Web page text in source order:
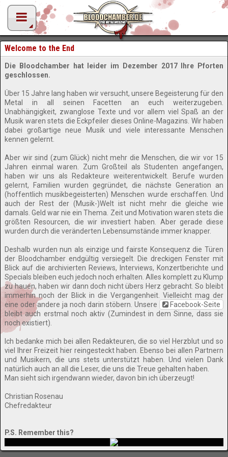
Welcome to the End
Die Bloodchamber hat leider im Dezember 2017 Ihre Pforten
geschlossen.
Über 15 Jahre lang haben wir versucht, unsere Begeisterung für den
Metal in all seinen Facetten an euch weiterzugeben.
Unabhängigkeit, zwanglose Texte und vor allem viel Spaß an der
Musik waren stets die Eckpfeiler dieses Online-Magazins. Wir haben
dabei großartige neue Musik und viele interessante Menschen
kennen gelernt.
Aber wir sind (zum Glück) nicht mehr die Menschen, die wir vor 15
Jahren einmal waren. Zum Großteil als Studenten angefangen,
haben wir uns als Redakteure weiterentwickelt. Berufe wurden
gelernt, Familien wurden gegründet, die nächste Generation an
(hoffentlich musikbegeisterten) Menschen wurde erschaffen. Und
auch der Rest der (Musik-)Welt ist nicht mehr die gleiche wie
damals. Geld war nie ein Thema. Zeit und Motivation waren stets die
größten Resourcen, die wir investiert haben. Aber gerade diese
wurden durch die veränderten Lebensumstände immer knapper.
Deshalb wurden nun als einzige und fairste Konsequenz die Türen
der Bloodchamber endgültig versiegelt. Die dreckigen Fenster mit
Blick auf die archivierten Reviews, Interviews, Konzertberichte und
Specials bleiben euch jedoch noch erhalten. Alles komplett zu Klump
zu hauen, haben wir dann doch nicht übers Herz gebracht. So bleibt
immerhin noch der Blick in die Vergangenheit. Vielleicht mag der
eine oder andere ja noch darin stöbern. Unsere
Facebook-Seite
bleibt auch erstmal noch aktiv (Zumindest in dem Sinne, dass sie
noch existiert).
Ich bedanke mich bei allen Redakteuren, die so viel Herzblut und so
viel Ihrer Freizeit hier reingesteckt haben. Ebenso bei allen Partnern
und Musikern, die uns stets unterstützt haben. Und vielen Dank
natürlich auch an all die Leser, die uns die Treue gehalten haben.
Man sieht sich irgendwann wieder, davon bin ich überzeugt!
Christian Rosenau
Chefredakteur
P.S. Remember this?